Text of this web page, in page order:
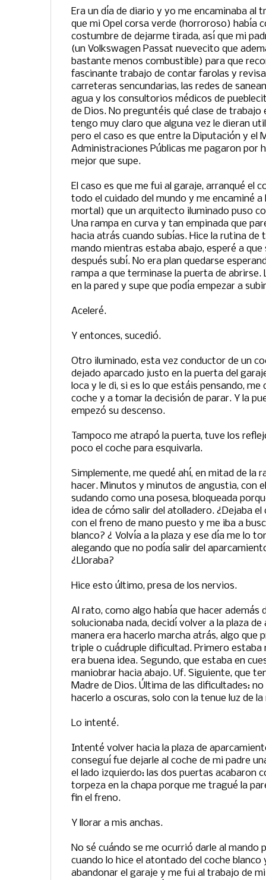
Era un día de diario y yo me encaminaba al
que mi Opel corsa verde (horroroso) había
costumbre de dejarme tirada, así que mi
(un Volkswagen Passat nuevecito que
bastante menos combustible) para que
fascinante trabajo de contar farolas y
carreteras sencundarias, las redes de
agua y los consultorios médicos de
de Dios. No preguntéis qué clase de
tengo muy claro que alguna vez le dieran
pero el caso es que entre la Diputación y el
Administraciones Públicas me pagaron por
mejor que supe.
El caso es que me fui al garaje, arranqué el
todo el cuidado del mundo y me encaminé
mortal) que un arquitecto iluminado puso
Una rampa en curva y tan empinada que
hacia atrás cuando subías. Hice la rutina de
mando mientras estaba abajo, esperé a que
después subí. No era plan quedarse
rampa a que terminase la puerta de abrirse.
en la pared y supe que podía empezar a
Aceleré.
Y entonces, sucedió.
Otro iluminado, esta vez conductor de un
dejado aparcado justo en la puerta del
loca y le di, si es lo que estáis pensando,
coche y a tomar la decisión de parar. Y la
empezó su descenso.
Tampoco me atrapó la puerta, tuve los
poco el coche para esquivarla.
Simplemente, me quedé ahí, en mitad de la
hacer. Minutos y minutos de angustia, con
sudando como una posesa, bloqueada
idea de cómo salir del atolladero. ¿Dejaba el
con el freno de mano puesto y me iba a
blanco? ¿ Volvía a la plaza y ese día me lo
alegando que no podía salir del
¿Lloraba?
Hice esto último, presa de los nervios.
Al rato, como algo había que hacer además
solucionaba nada, decidí volver a la plaza
manera era hacerlo marcha atrás, algo que
triple o cuádruple dificultad. Primero estaba
era buena idea. Segundo, que estaba en
maniobrar hacia abajo. Uf. Siguiente, que
Madre de Dios. Última de las dificultades: no
hacerlo a oscuras, solo con la tenue luz de
Lo intenté.
Intenté volver hacia la plaza de
conseguí fue dejarle al coche de mi padre
el lado izquierdo: las dos puertas acabaron
torpeza en la chapa porque me tragué la
fin el freno.
Y llorar a mis anchas.
No sé cuándo se me ocurrió darle al mando
cuando lo hice el atontado del coche blanco
abandonar el garaje y me fui al trabajo de